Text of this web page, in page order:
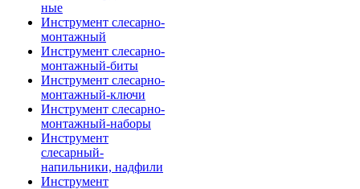
ные
Инструмент слесарно-
монтажный
Инструмент слесарно-
монтажный-биты
Инструмент слесарно-
монтажный-ключи
Инструмент слесарно-
монтажный-наборы
Инструмент
слесарный-
напильники, надфили
Инструмент